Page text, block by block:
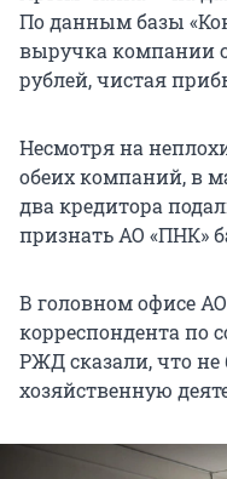
По данным базы
выручка компании
рублей, чистая
Несмотря на
обеих компаний, в
два кредитора
признать АО «ПНК»
В головном офисе
корреспондента по
РЖД сказали, что
хозяйственную